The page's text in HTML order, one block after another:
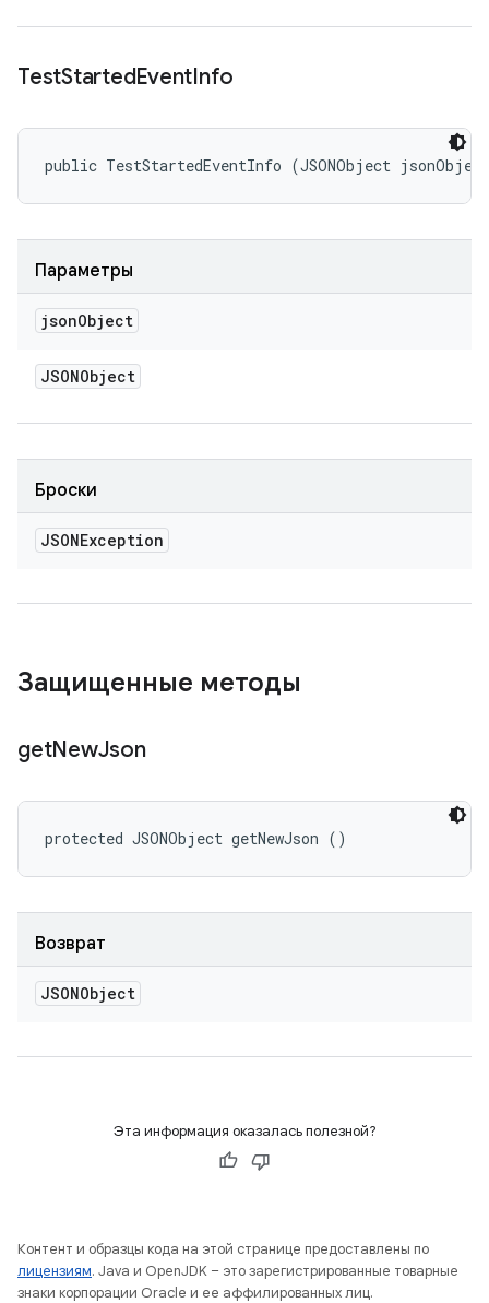
TestStartedEventInfo
public TestStartedEventInfo (JSONObject
Параметры
jsonObject
JSONObject
Броски
JSONException
Защищенные методы
getNewJson
protected JSONObject getNewJson ()
Возврат
JSONObject
Эта информация оказалась полезной?
Контент и образцы кода на этой странице предоставлены по
лицензиям. Java и OpenJDK – это зарегистрированные товарные
знаки корпорации Oracle и ее аффилированных лиц.